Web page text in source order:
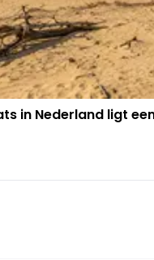
in Nederland ligt